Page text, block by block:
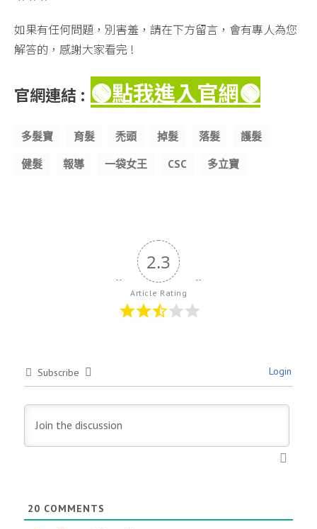
如果有任何問題，別害羞，請在下方留言，會有專人為您
解答的，感謝大家看完 !
官網連結 : 🟢點我進入官網🟢
Tags
多髮寶 育髮 禿頭 掉髮 落髮 護髮
健髮 報導 一袋女王 CSC 多立寶
2.3
Article Rating
Subscribe Login
20 COMMENTS